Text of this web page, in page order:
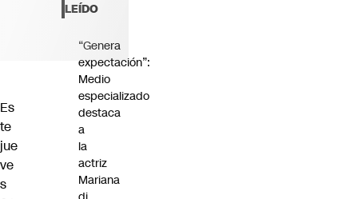
Es
te
jue
ve
s
LEÍDO
“Genera
expectación”:
Medio
especializado
destaca
a
la
actriz
Mariana